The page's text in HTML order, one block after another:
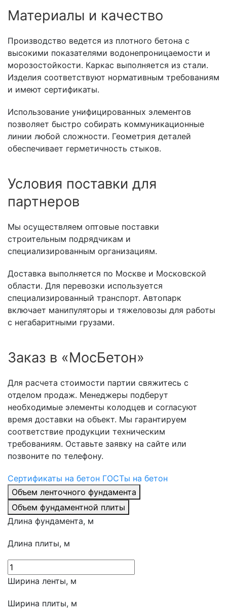
Материалы и качество
Производство ведется из плотного бетона с
высокими показателями водонепроницаемости и
морозостойкости. Каркас выполняется из стали.
Изделия соответствуют нормативным требованиям
и имеют сертификаты.
Использование унифицированных элементов
позволяет быстро собирать коммуникационные
линии любой сложности. Геометрия деталей
обеспечивает герметичность стыков.
Условия поставки для
партнеров
Мы осуществляем оптовые поставки
строительным подрядчикам и
специализированным организациям.
Доставка выполняется по Москве и Московской
области. Для перевозки используется
специализированный транспорт. Автопарк
включает манипуляторы и тяжеловозы для работы
с негабаритными грузами.
Заказ в «МосБетон»
Для расчета стоимости партии свяжитесь с
отделом продаж. Менеджеры подберут
необходимые элементы колодцев и согласуют
время доставки на объект. Мы гарантируем
соответствие продукции техническим
требованиям. Оставьте заявку на сайте или
позвоните по телефону.
Сертификаты на бетон ГОСТы на бетон
Объем ленточного фундамента
Объем фундаментной плиты
Длина фундамента, м
Длина плиты, м
Ширина ленты, м
Ширина плиты, м